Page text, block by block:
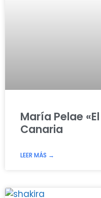
María Pelae
Canaria
LEER MÁS →